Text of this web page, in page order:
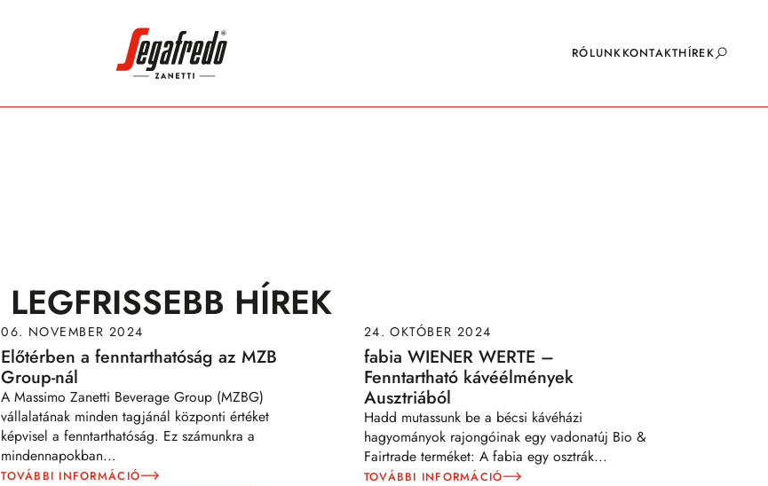
RÓLUNKKONTAKTHÍREK
LEGFRISSEBB HÍREK
06. NOVEMBER 2024
Előtérben a fenntarthatóság az MZB
Group-nál
A Massimo Zanetti Beverage Group (MZBG)
vállalatának minden tagjánál központi értéket
képvisel a fenntarthatóság. Ez számunkra a
mindennapokban...
TOVÁBBI INFORMÁCIÓ
24. OKTÓBER 2024
fabia WIENER WERTE –
Fenntartható kávéélmények
Ausztriából
Hadd mutassunk be a bécsi kávéházi
hagyományok rajongóinak egy vadonatúj Bio &
Fairtrade terméket: A fabia egy osztrák...
TOVÁBBI INFORMÁCIÓ